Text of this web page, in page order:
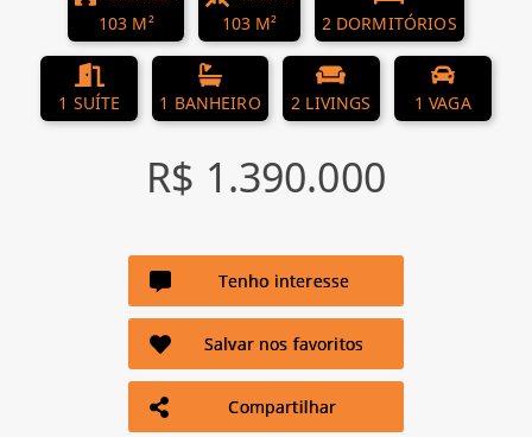
103 M² 103 M² 2 DORMITÓRIOS
1 SUÍTE 1 BANHEIRO 2 LIVINGS 1 VAGA
R$ 1.390.000
Tenho interesse
Salvar nos favoritos
Compartilhar